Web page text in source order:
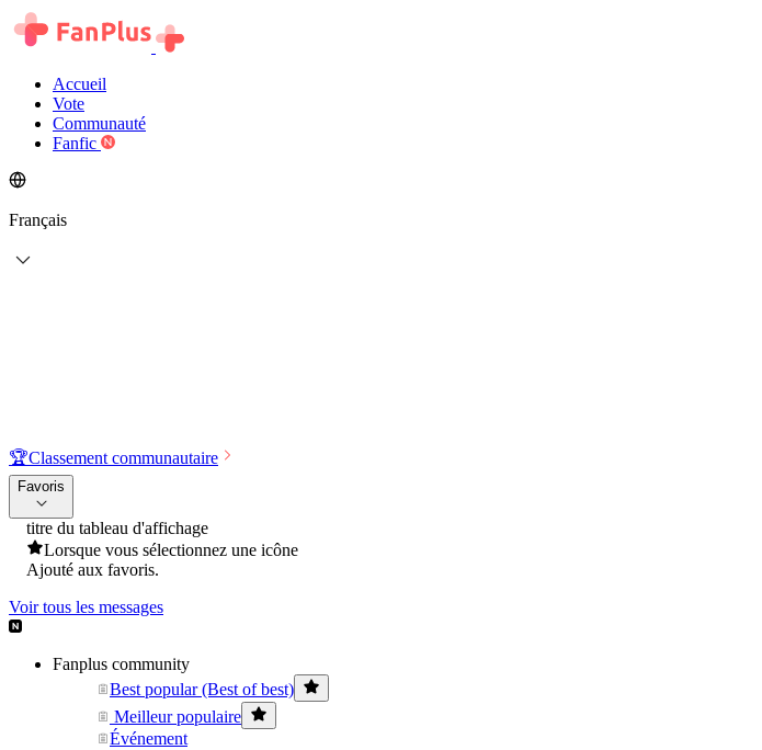
Accueil
Vote
Communauté
Fanfic
Français
🏆Classement communautaire
Favoris
titre du tableau d'affichage
Lorsque vous sélectionnez une icône
Ajouté aux favoris.
Voir tous les messages
Fanplus community
Best popular (Best of best)
Meilleur populaire
Événement